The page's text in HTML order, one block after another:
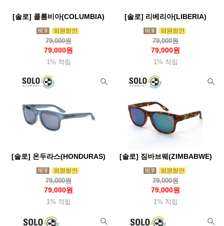
[솔로] 콜롬비아(COLUMBIA)
79,000원
79,000원
1% 적립
[솔로] 리베리아(LIBERIA)
79,000원
79,000원
1% 적립
[솔로] 온두라스(HONDURAS)
79,000원
79,000원
1% 적립
[솔로] 짐바브웨(ZIMBABWE)
79,000원
79,000원
1% 적립